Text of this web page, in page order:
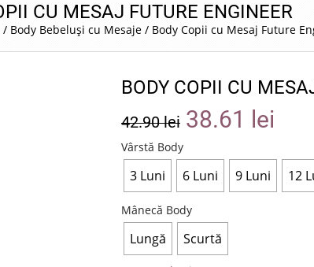
CU MESAJ FUTURE ENGINEER
/ Body Bebeluși cu Mesaje / Body Copii cu Mesaj Future
BODY COPII CU
42.90lei 38.61 lei
Vârstă Body
3 Luni 6 Luni 9 Luni 12
Mânecă Body
Lungă Scurtă